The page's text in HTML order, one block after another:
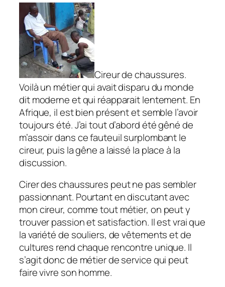
Cireur de chaussures.
Voilà un métier qui avait disparu du monde
dit moderne et qui réapparait lentement. En
Afrique, il est bien présent et semble l’avoir
toujours été. J’ai tout d’abord été gêné de
m’assoir dans ce fauteuil surplombant le
cireur, puis la gêne a laissé la place à la
discussion.
Cirer des chaussures peut ne pas sembler
passionnant. Pourtant en discutant avec
mon cireur, comme tout métier, on peut y
trouver passion et satisfaction. Il est vrai que
la variété de souliers, de vêtements et de
cultures rend chaque rencontre unique. Il
s’agit donc de métier de service qui peut
faire vivre son homme.